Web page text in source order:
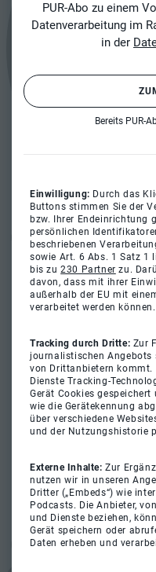
PUR-Abo zu einem
Datenverarbeitung im
in der
Bereits PUR-
Einwilligung: Durch das
Buttons stimmen Sie der
bzw. Ihrer Endeinrichtung
persönlichen
beschriebenen
sowie Art. 6 Abs. 1 Satz 1
bis zu230 Partner zu.
davon, dass mit ihrer
außerhalb der EU mit
verarbeitet werden können.
Tracking durch Dritte: Zur
journalistischen Angebots
von Drittanbietern kommt.
Dienste Tracking-
Gerät Cookies
wie die Gerätekennung
über verschiedene
und der Nutzungshistorie
Externe Inhalte:Zur
nutzen wir in unseren
Dritter („Embeds“) wie
Podcasts. Die Anbieter,
und Dienste beziehen,
Gerät speichern oder
Daten erheben und